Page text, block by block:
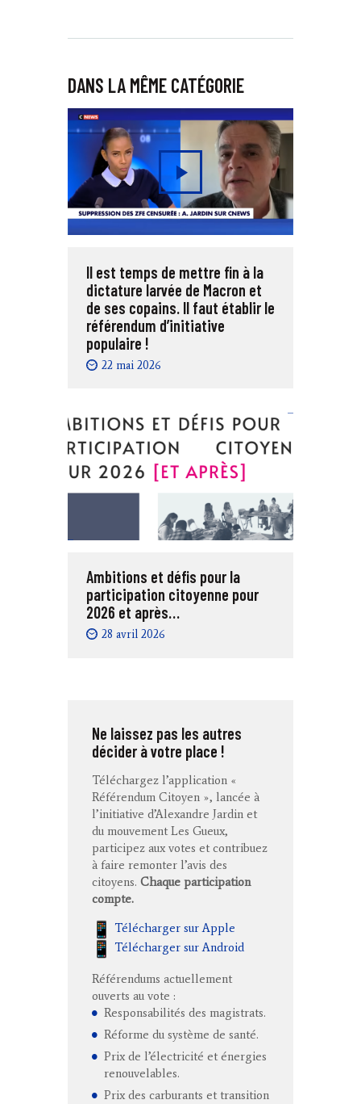
DANS LA MÊME CATÉGORIE
Il est temps de mettre fin à la
dictature larvée de Macron et
de ses copains. Il faut établir le
référendum d’initiative
populaire !
22 mai 2026
Ambitions et défis pour la
participation citoyenne pour
2026 et après…
28 avril 2026
Ne laissez pas les autres
décider à votre place !
Téléchargez l’application «
Référendum Citoyen », lancée à
l’initiative d’Alexandre Jardin et
du mouvement Les Gueux,
participez aux votes et contribuez
à faire remonter l’avis des
citoyens. Chaque participation
compte.
Télécharger sur Apple
Télécharger sur Android
Référendums actuellement
ouverts au vote :
Responsabilités des magistrats.
Réforme du système de santé.
Prix de l’électricité et énergies
renouvelables.
Prix des carburants et transition